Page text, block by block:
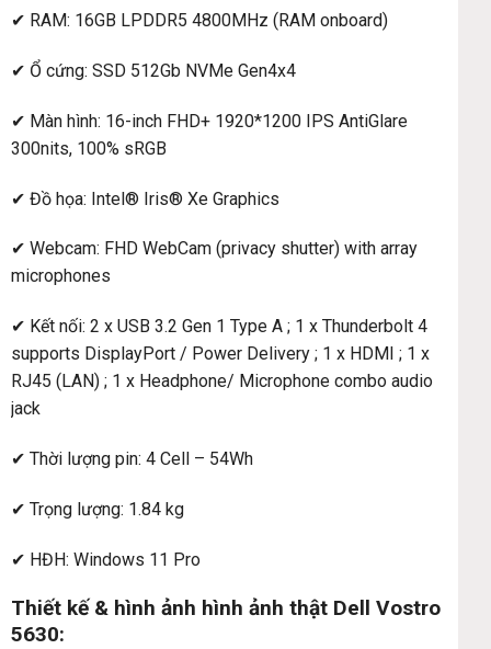
✔ RAM: 16GB LPDDR5 4800MHz (RAM onboard)
✔ Ổ cứng: SSD 512Gb NVMe Gen4x4
✔ Màn hình: 16-inch FHD+ 1920*1200 IPS AntiGlare
300nits, 100% sRGB
✔ Đồ họa: Intel® Iris® Xe Graphics
✔ Webcam: FHD WebCam (privacy shutter) with array
microphones
✔ Kết nối: 2 x USB 3.2 Gen 1 Type A ; 1 x Thunderbolt 4
supports DisplayPort / Power Delivery ; 1 x HDMI ; 1 x
RJ45 (LAN) ; 1 x Headphone/ Microphone combo audio
jack
✔ Thời lượng pin: 4 Cell – 54Wh
✔ Trọng lượng: 1.84 kg
✔ HĐH: Windows 11 Pro
Thiết kế & hình ảnh hình ảnh thật Dell Vostro
5630: